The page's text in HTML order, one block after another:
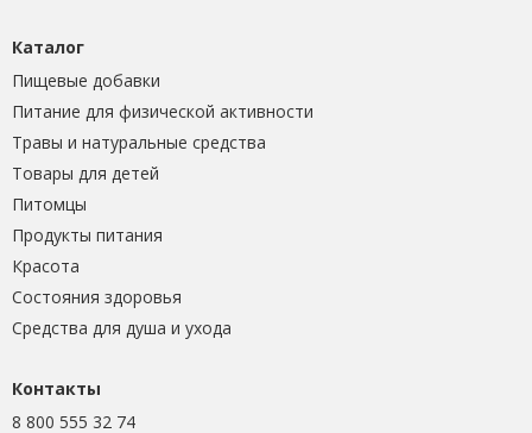
Каталог
Пищевые добавки
Питание для физической активности
Травы и натуральные средства
Товары для детей
Питомцы
Продукты питания
Красота
Состояния здоровья
Средства для душа и ухода
Контакты
8 800 555 32 74